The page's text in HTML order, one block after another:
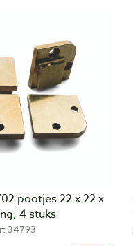
pootjes 22 x 22 x
4 stuks
34793